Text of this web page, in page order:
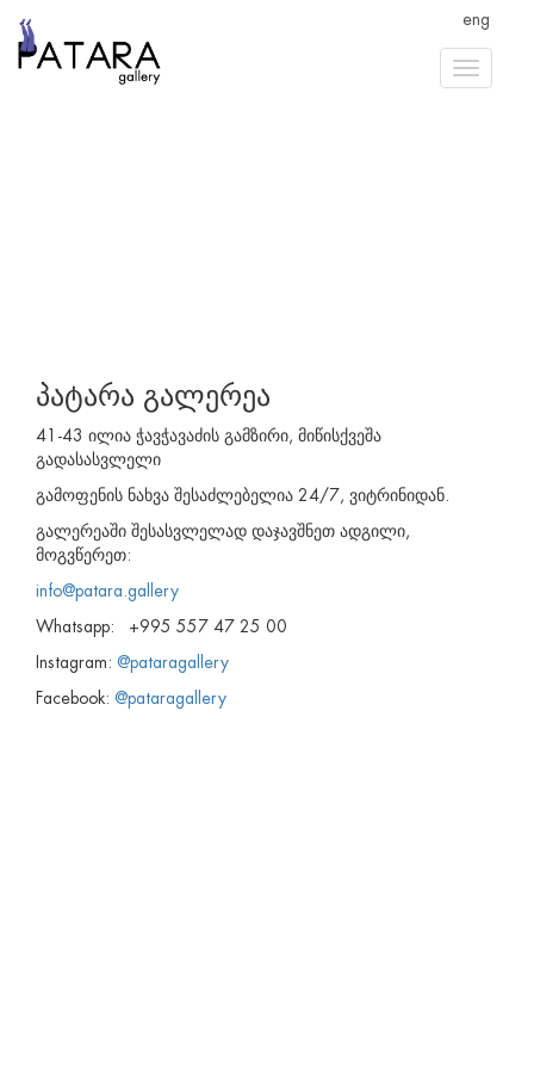
eng
პატარა გალერეა
41-43 ილია ჭავჭავაძის გამზირი, მიწისქვეშა
გადასასვლელი
გამოფენის ნახვა შესაძლებელია 24/7, ვიტრინიდან.
გალერეაში შესასვლელად დაჯავშნეთ ადგილი,
მოგვწერეთ:
info@patara.gallery
Whatsapp: +995 557 47 25 00
Instagram: @pataragallery
Facebook: @pataragallery